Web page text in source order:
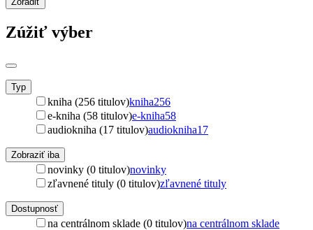
Zúžiť výber
Typ
kniha (256 titulov)kniha256
e-kniha (58 titulov)e-kniha58
audiokniha (17 titulov)audiokniha17
Zobraziť iba
novinky (0 titulov)novinky
zľavnené tituly (0 titulov)zľavnené tituly
Dostupnosť
na centrálnom sklade (0 titulov)na centrálnom sklade